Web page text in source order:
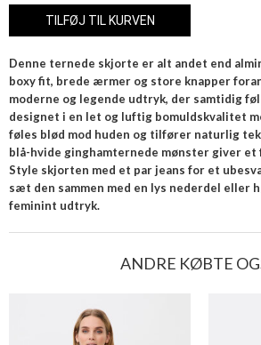
Denne ternede skjorte er alt andet end
boxy fit, brede ærmer og store knapper
moderne og legende udtryk, der samtidig
designet i en let og luftig bomuldskvalitet
føles blød mod huden og tilfører naturlig
blå-hvide ginghamternede mønster giver
Style skjorten med et par jeans for et
sæt den sammen med en lys nederdel eller
feminint udtryk.
ANDRE KØBTE